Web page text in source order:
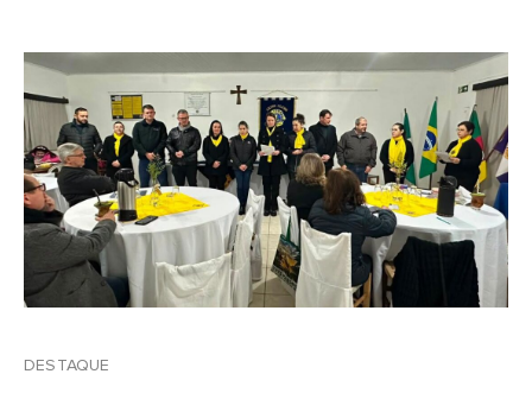
DESTAQUE